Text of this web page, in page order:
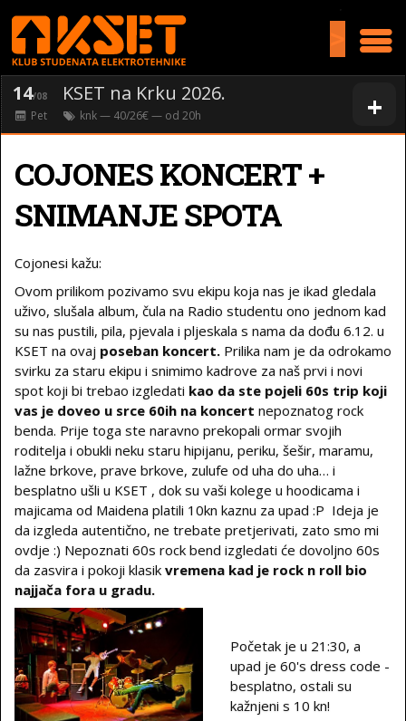
+
14/08 KSET na Krku 2026.
Pet knk— 40/26€ — od 20h
COJONES KONCERT +
SNIMANJE SPOTA
Cojonesi kažu:
Ovom prilikom pozivamo svu ekipu koja nas je ikad gledala
uživo, slušala album, čula na Radio studentu ono jednom kad
su nas pustili, pila, pjevala i pljeskala s nama da dođu 6.12. u
KSET na ovaj poseban koncert. Prilika nam je da odrokamo
svirku za staru ekipu i snimimo kadrove za naš prvi i novi
spot koji bi trebao izgledati kao da ste pojeli 60s trip koji
vas je doveo u srce 60ih na koncert nepoznatog rock
benda. Prije toga ste naravno prekopali ormar svojih
roditelja i obukli neku staru hipijanu, periku, šešir, maramu,
lažne brkove, prave brkove, zulufe od uha do uha… i
besplatno ušli u KSET , dok su vaši kolege u hoodicama i
majicama od Maidena platili 10kn kaznu za upad :P Ideja je
da izgleda autentično, ne trebate pretjerivati, zato smo mi
ovdje :) Nepoznati 60s rock bend izgledati će dovoljno 60s
da zasvira i pokoji klasik vremena kad je rock n roll bio
najjača fora u gradu.
Početak je u 21:30, a
upad je 60's dress code -
besplatno, ostali su
kažnjeni s 10 kn!